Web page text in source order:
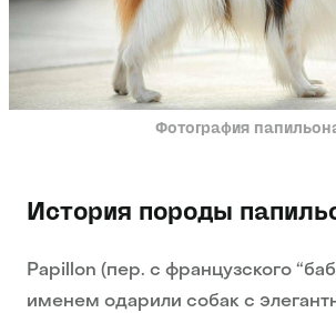
Фотография
История породы
Papillon (пер. с французского
именем одарили собак с